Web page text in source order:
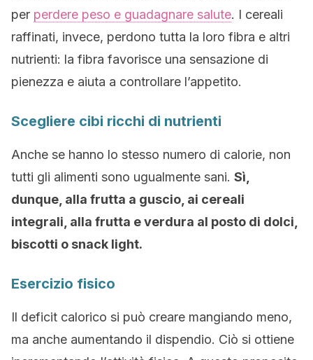
per perdere peso e guadagnare salute. I cereali
raffinati, invece, perdono tutta la loro fibra e altri
nutrienti: la fibra favorisce una sensazione di
pienezza e aiuta a controllare l’appetito.
Scegliere cibi ricchi di nutrienti
Anche se hanno lo stesso numero di calorie, non
tutti gli alimenti sono ugualmente sani. Sì,
dunque, alla frutta a guscio, ai cereali
integrali, alla frutta e verdura al posto di dolci,
biscotti o snack light.
Esercizio fisico
Il deficit calorico si può creare mangiando meno,
ma anche aumentando il dispendio. Ciò si ottiene